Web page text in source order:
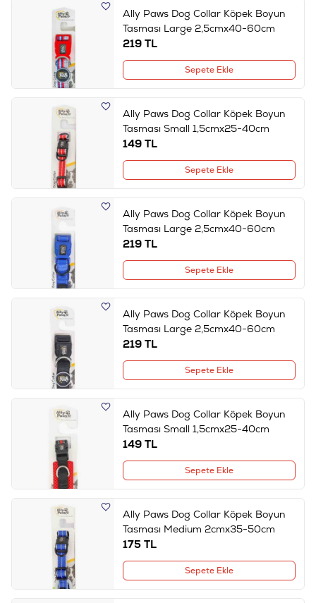
Ally Paws Dog Collar Köpek Boyun
Tasması Large 2,5cmx40-60cm
219TL
Sepete Ekle
Ally Paws Dog Collar Köpek Boyun
Tasması Small 1,5cmx25-40cm
149TL
Sepete Ekle
Ally Paws Dog Collar Köpek Boyun
Tasması Large 2,5cmx40-60cm
219TL
Sepete Ekle
Ally Paws Dog Collar Köpek Boyun
Tasması Large 2,5cmx40-60cm
219TL
Sepete Ekle
Ally Paws Dog Collar Köpek Boyun
Tasması Small 1,5cmx25-40cm
149TL
Sepete Ekle
Ally Paws Dog Collar Köpek Boyun
Tasması Medium 2cmx35-50cm
175TL
Sepete Ekle